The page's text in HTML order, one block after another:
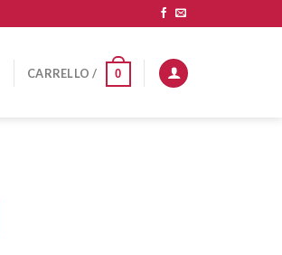
CARRELLO / 0